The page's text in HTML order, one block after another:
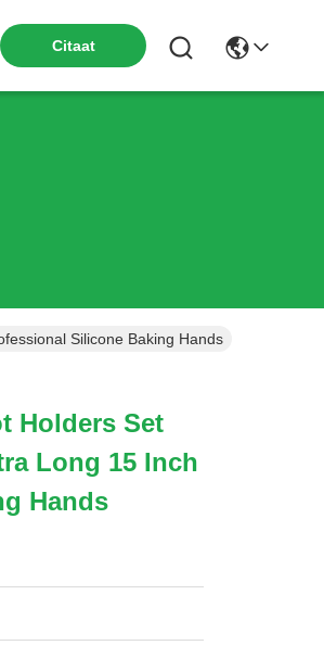
Citaat
Silicone Baking Hands
Holders Set
Long 15 Inch
Hands